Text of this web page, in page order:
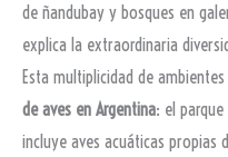
de ñandubay y bosques en
explica la extraordinaria
Esta multiplicidad de
de aves en Argentina: el
incluye aves acuáticas propias